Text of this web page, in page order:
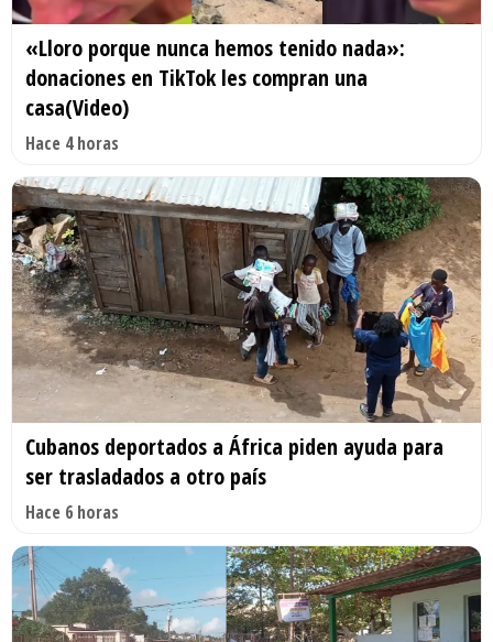
«Lloro porque nunca hemos tenido nada»:
donaciones en TikTok les compran una
casa(Video)
Hace 4 horas
Cubanos deportados a África piden ayuda para
ser trasladados a otro país
Hace 6 horas